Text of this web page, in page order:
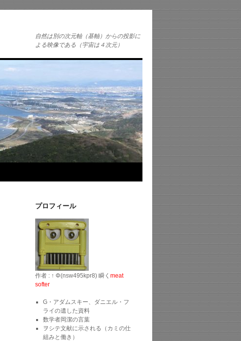
自然は別の次元軸（基軸）からの投影に
よる映像である（宇宙は４次元）
プロフィール
作者 : ↑ Φ(nsw495kpr8) 瞬く meat
softer
G・アダムスキー、ダニエル・フ
ライの遺した資料
数学者岡潔の言葉
ヲシテ文献に示される（カミの仕
組みと働き）